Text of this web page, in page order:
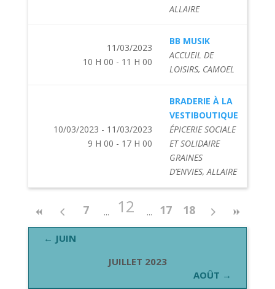
ALLAIRE
11/03/2023
10 H 00 - 11 H 00
BB MUSIK
ACCUEIL DE
LOISIRS, CAMOEL
10/03/2023 - 11/03/2023
9 H 00 - 17 H 00
BRADERIE À LA
VESTIBOUTIQUE
ÉPICERIE SOCIALE
ET SOLIDAIRE
GRAINES
D’ENVIES, ALLAIRE
7 12 17 18
← JUIN
JUILLET 2023
AOÛT →